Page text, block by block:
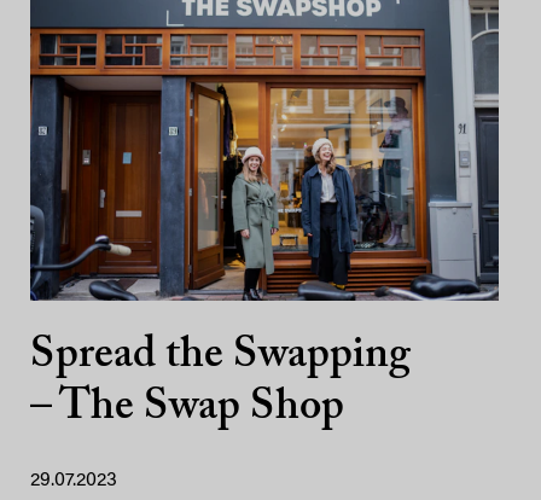
Spread the Swapping
– The Swap Shop ­
29.07.2023